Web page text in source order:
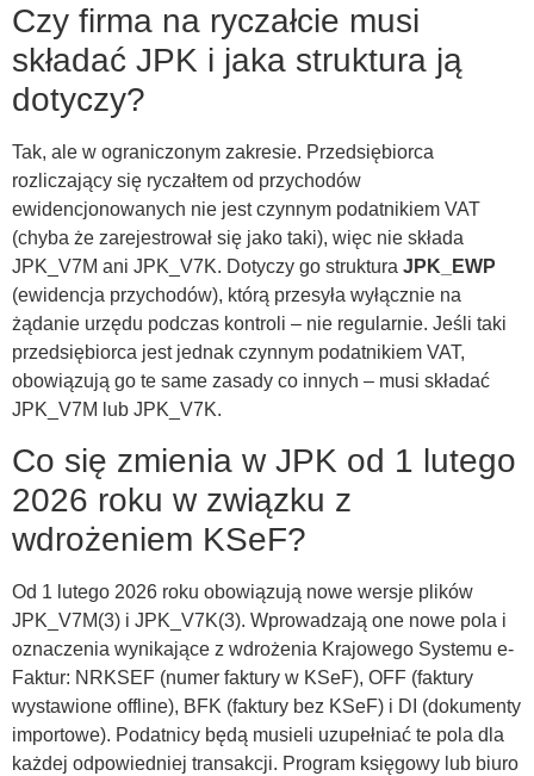
Czy firma na ryczałcie musi
składać JPK i jaka struktura ją
dotyczy?
Tak, ale w ograniczonym zakresie. Przedsiębiorca
rozliczający się ryczałtem od przychodów
ewidencjonowanych nie jest czynnym podatnikiem VAT
(chyba że zarejestrował się jako taki), więc nie składa
JPK_V7M ani JPK_V7K. Dotyczy go struktura JPK_EWP
(ewidencja przychodów), którą przesyła wyłącznie na
żądanie urzędu podczas kontroli – nie regularnie. Jeśli taki
przedsiębiorca jest jednak czynnym podatnikiem VAT,
obowiązują go te same zasady co innych – musi składać
JPK_V7M lub JPK_V7K.
Co się zmienia w JPK od 1 lutego
2026 roku w związku z
wdrożeniem KSeF?
Od 1 lutego 2026 roku obowiązują nowe wersje plików
JPK_V7M(3) i JPK_V7K(3). Wprowadzają one nowe pola i
oznaczenia wynikające z wdrożenia Krajowego Systemu e-
Faktur: NRKSEF (numer faktury w KSeF), OFF (faktury
wystawione offline), BFK (faktury bez KSeF) i DI (dokumenty
importowe). Podatnicy będą musieli uzupełniać te pola dla
każdej odpowiedniej transakcji. Program księgowy lub biuro